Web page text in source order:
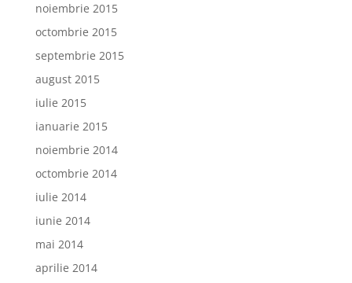
noiembrie 2015
octombrie 2015
septembrie 2015
august 2015
iulie 2015
ianuarie 2015
noiembrie 2014
octombrie 2014
iulie 2014
iunie 2014
mai 2014
aprilie 2014